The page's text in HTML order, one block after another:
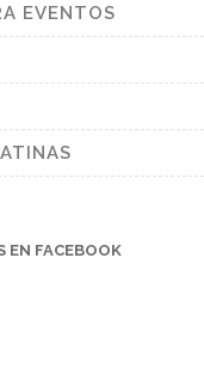
EVENTOS
EN FACEBOOK